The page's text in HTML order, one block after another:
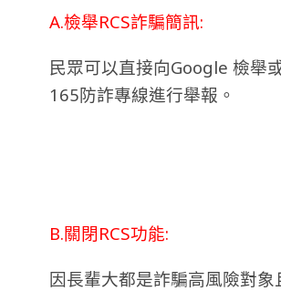
A.檢舉RCS詐騙簡訊:
民眾可以直接向Google 檢舉
165防詐專線進行舉報。
B.關閉RCS功能:
因長輩大都是詐騙高風險對象